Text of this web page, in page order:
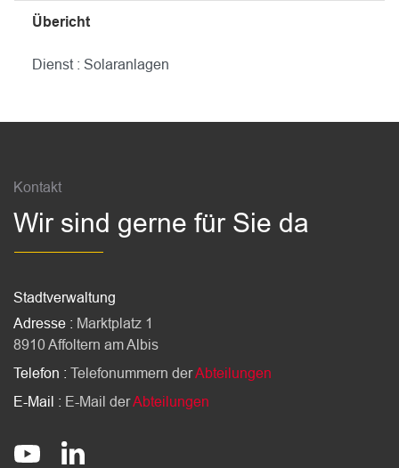
Übericht
Dienst : Solaranlagen
Kontakt
Wir sind gerne für Sie da
Stadtverwaltung
Adresse : Marktplatz 1
8910 Affoltern am Albis
Telefon : Telefonummern derAbteilungen
E-Mail : E-Mail derAbteilungen
Socials
@StadtAffolternamAlbis
stadt-affoltern-am-albis